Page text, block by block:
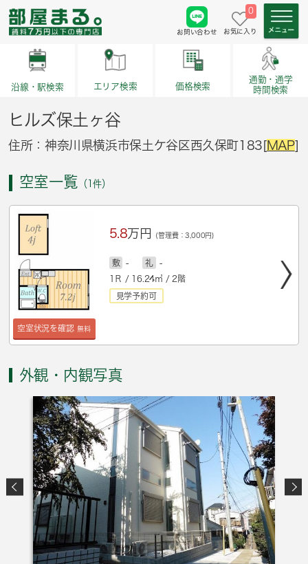
お問い合わせ
0
お気に入り
沿線・駅検索 エリア検索 価格検索
通勤・通学
時間検索
ヒルズ保土ヶ谷
住所：神奈川県横浜市保土ケ谷区西久保町183[MAP]
空室一覧 （1件）
空室状況を確認 無料
5.8万円 (管理費：3,000円)
敷 - 礼
-
1Ｒ / 16.24㎡ / 2階
見学予約可
外観・内観写真